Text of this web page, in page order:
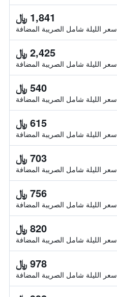
1,841 ﷼
سعر الليلة شامل الصريبة المضافة
2,425 ﷼
سعر الليلة شامل الصريبة المضافة
540 ﷼
سعر الليلة شامل الصريبة المضافة
615 ﷼
سعر الليلة شامل الصريبة المضافة
703 ﷼
سعر الليلة شامل الصريبة المضافة
756 ﷼
سعر الليلة شامل الصريبة المضافة
820 ﷼
سعر الليلة شامل الصريبة المضافة
978 ﷼
سعر الليلة شامل الصريبة المضافة